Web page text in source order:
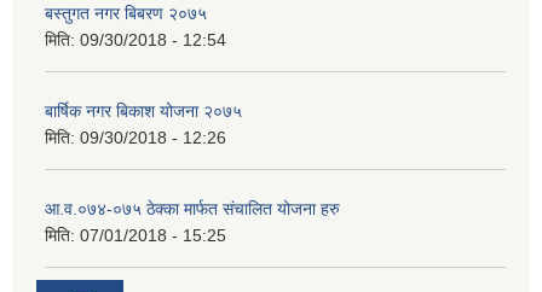
बस्तुगत नगर बिबरण २०७५
मिति: 09/30/2018 - 12:54
बार्षिक नगर बिकाश योजना २०७५
मिति: 09/30/2018 - 12:26
आ.व.०७४-०७५ ठेक्का मार्फत संचालित योजना हरु
मिति: 07/01/2018 - 15:25